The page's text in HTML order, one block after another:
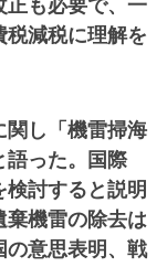
正も必要で、一
税減税に理解を
関し「機雷掃海
語った。国際
討すると説明
棄機雷の除去は
の意思表明、戦